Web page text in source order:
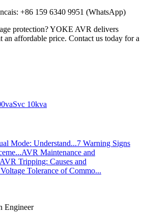
+86 159 6340 9951 (WhatsApp)
protection? YOKE AVR delivers
an affordable price. Contact us today for a
Svc 10kva
Mode: Understand...7 Warning Signs
AVR Maintenance and
AVR Tripping: Causes and
Tolerance of Commo...
Engineer